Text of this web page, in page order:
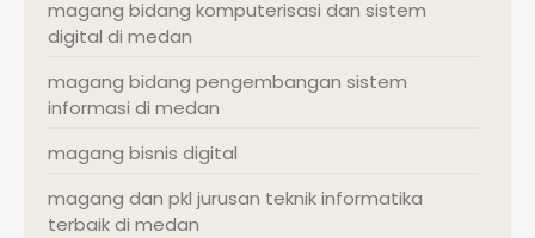
magang bidang komputerisasi dan sistem
digital di medan
magang bidang pengembangan sistem
informasi di medan
magang bisnis digital
magang dan pkl jurusan teknik informatika
terbaik di medan